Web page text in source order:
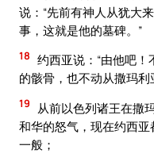
说：“先前有神人从犹大
事，这就是他的墓碑。”
18 约西亚说：“由他吧
的骸骨，也不动从撒玛利
19
从前以色列诸王在撒
和华的怒气，现在约西
一般；